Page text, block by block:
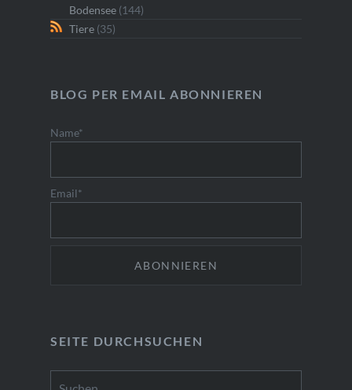
Bodensee(144)
Tiere(35)
BLOG PER EMAIL ABONNIEREN
Name*
Email*
SEITE DURCHSUCHEN